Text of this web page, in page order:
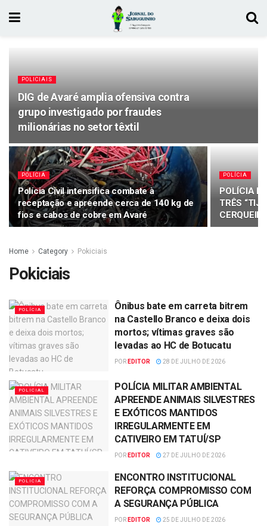
POLICIAIS
DIG de Avaré amplia ofensiva contra
grupo investigado por fraudes
milionárias no setor têxtil
POLÍCIA
Polícia Civil intensifica combate à
receptação e apreende cerca de 140 kg de
fios e cabos de cobre em Avaré
POLÍCIA
POLÍCIA
TRÊS
Home Category Pokiciais
Pokiciais
POLÍCIA
Ônibus bate em carreta bitrem
na Castello Branco e deixa dois
mortos; vítimas graves são
levadas ao HC de Botucatu
POR EDITOR 28 DE JULHO DE 2026
POLICIAL
POLÍCIA MILITAR AMBIENTAL
APREENDE ANIMAIS SILVESTRES
E EXÓTICOS MANTIDOS
IRREGULARMENTE EM
CATIVEIRO EM TATUÍ/SP
POR EDITOR 27 DE JULHO DE 2026
POLICIA
ENCONTRO INSTITUCIONAL
REFORÇA COMPROMISSO COM
A SEGURANÇA PÚBLICA
POR EDITOR 25 DE JULHO DE 2026